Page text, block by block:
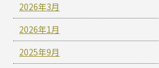
2026年3月
2026年1月
2025年9月